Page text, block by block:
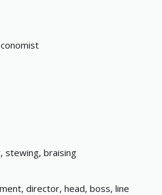
stewing, braising
director, head, boss, line